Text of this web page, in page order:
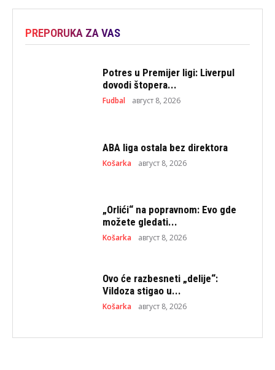
PREPORUKA ZA VAS
Potres u Premijer ligi: Liverpul
dovodi štopera...
Fudbal август 8, 2026
ABA liga ostala bez direktora
Košarka август 8, 2026
„Orlići“ na popravnom: Evo gde
možete gledati...
Košarka август 8, 2026
Ovo će razbesneti „delije“:
Vildoza stigao u...
Košarka август 8, 2026